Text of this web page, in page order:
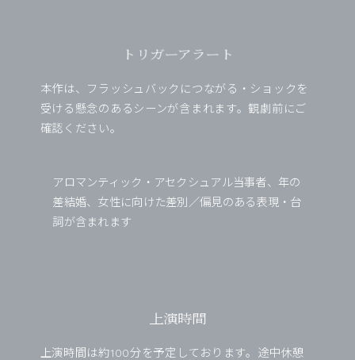
トリガーアラート
本作は、フラッシュバックにつながる・ショックを
受ける懸念のあるシーンが含まれます。観劇前にご
確認ください。
アロマンティック・アセクシュアル当事者、年の
差結婚、女性に向けた差別／偏見のある表現・台
詞が含まれます
上演時間
上演時間は約100分を予定しております。途中休憩